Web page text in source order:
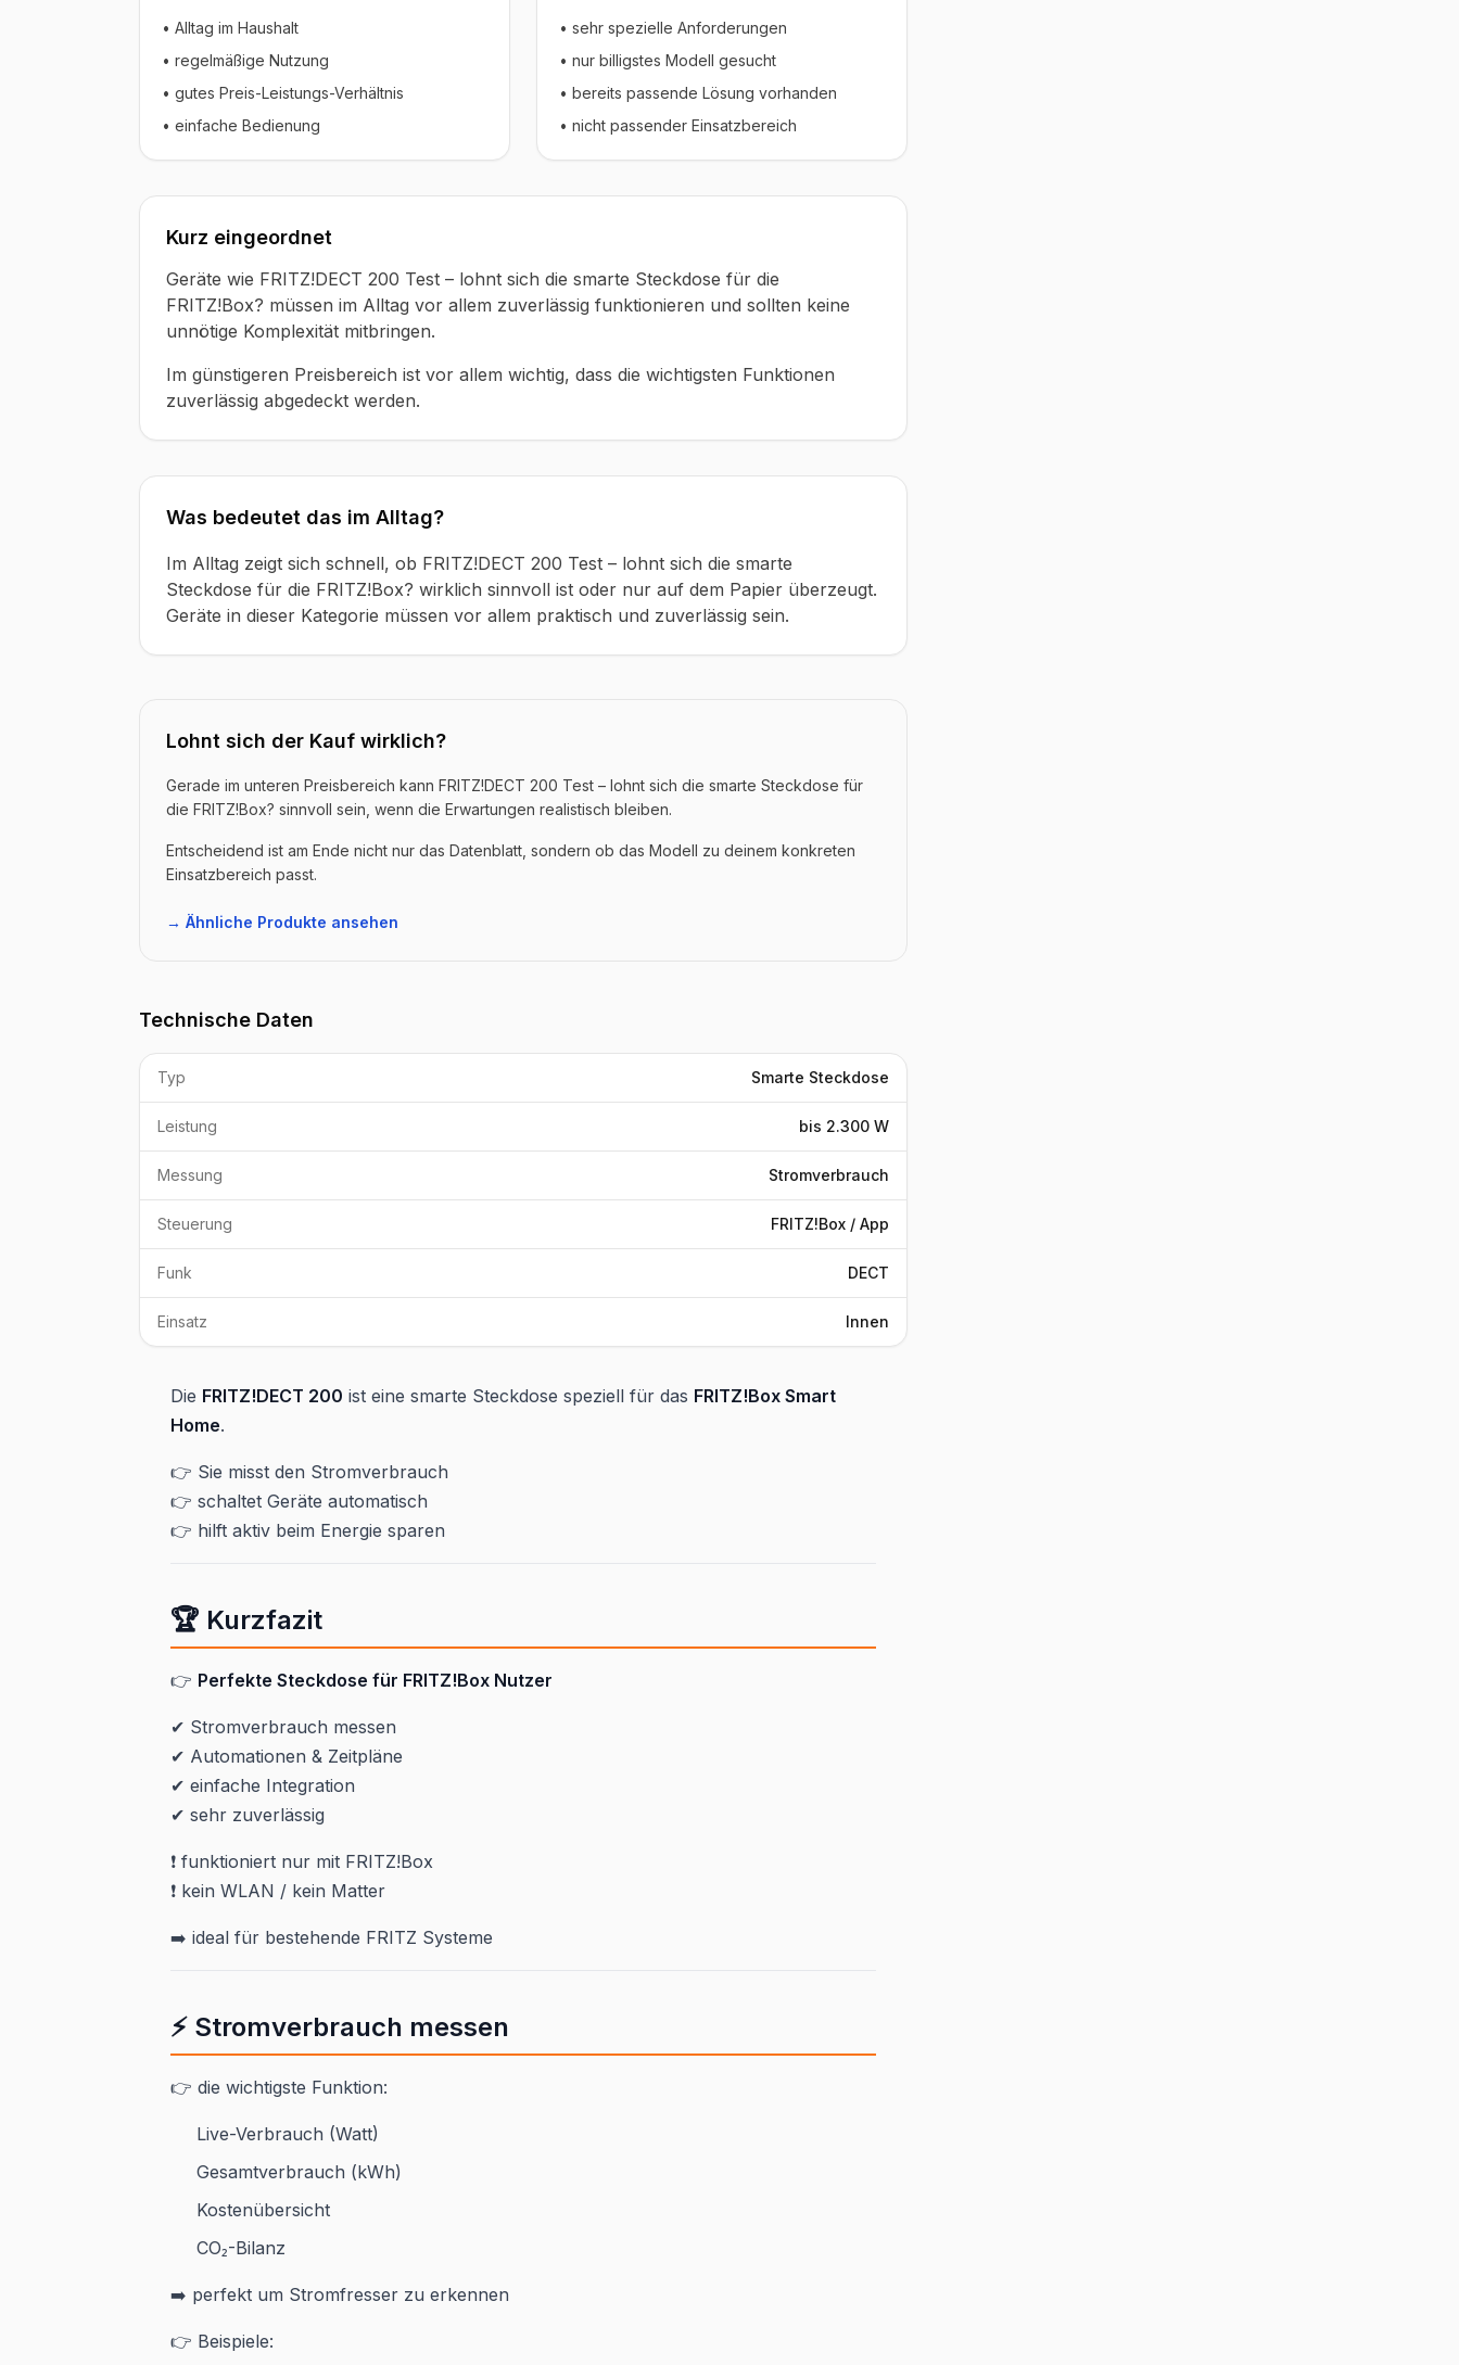
• Alltag im Haushalt
• regelmäßige Nutzung
• gutes Preis-Leistungs-Verhältnis
• einfache Bedienung
• sehr spezielle Anforderungen
• nur billigstes Modell gesucht
• bereits passende Lösung vorhanden
• nicht passender Einsatzbereich
Kurz eingeordnet
Geräte wie FRITZ!DECT 200 Test – lohnt sich die smarte Steckdose für die
FRITZ!Box? müssen im Alltag vor allem zuverlässig funktionieren und sollten keine
unnötige Komplexität mitbringen.
Im günstigeren Preisbereich ist vor allem wichtig, dass die wichtigsten Funktionen
zuverlässig abgedeckt werden.
Was bedeutet das im Alltag?
Im Alltag zeigt sich schnell, ob FRITZ!DECT 200 Test – lohnt sich die smarte
Steckdose für die FRITZ!Box? wirklich sinnvoll ist oder nur auf dem Papier überzeugt.
Geräte in dieser Kategorie müssen vor allem praktisch und zuverlässig sein.
Lohnt sich der Kauf wirklich?
Gerade im unteren Preisbereich kann FRITZ!DECT 200 Test – lohnt sich die smarte Steckdose für
die FRITZ!Box? sinnvoll sein, wenn die Erwartungen realistisch bleiben.
Entscheidend ist am Ende nicht nur das Datenblatt, sondern ob das Modell zu deinem konkreten
Einsatzbereich passt.
→ Ähnliche Produkte ansehen
Technische Daten
Typ Smarte Steckdose
Leistung bis 2.300 W
Messung Stromverbrauch
Steuerung FRITZ!Box / App
Funk DECT
Einsatz Innen
Die FRITZ!DECT 200 ist eine smarte Steckdose speziell für das FRITZ!Box Smart
Home.
👉 Sie misst den Stromverbrauch
👉 schaltet Geräte automatisch
👉 hilft aktiv beim Energie sparen
🏆 Kurzfazit
👉 Perfekte Steckdose für FRITZ!Box Nutzer
✔ Stromverbrauch messen
✔ Automationen & Zeitpläne
✔ einfache Integration
✔ sehr zuverlässig
❗ funktioniert nur mit FRITZ!Box
❗ kein WLAN / kein Matter
➡️ ideal für bestehende FRITZ Systeme
⚡ Stromverbrauch messen
👉 die wichtigste Funktion:
Live-Verbrauch (Watt)
Gesamtverbrauch (kWh)
Kostenübersicht
CO₂-Bilanz
➡️ perfekt um Stromfresser zu erkennen
👉 Beispiele: